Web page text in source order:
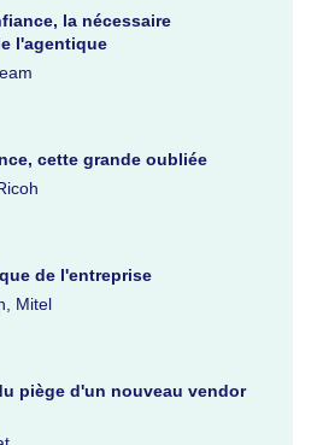
la nécessaire
l'agentique
cette grande oubliée
de l'entreprise
Mitel
piège d'un nouveau vendor